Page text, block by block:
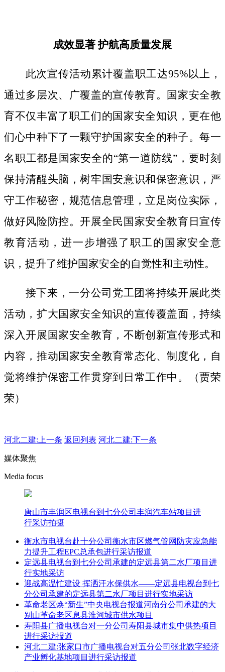
成效显著护航高质量发展
此次宣传活动累计覆盖职工达95%以上，
通过多层次、广覆盖的宣传教育。国家安全教
育不仅丰富了职工们的国家安全知识，更在他
们心中种下了一颗守护国家安全的种子。每一
名职工都是国家安全的“第一道防线”，要时刻
保持清醒头脑，树牢国安意识和保密意识，严
守工作秘密，规范信息管理，立足岗位实际，
做好风险防控。开展全民国家安全教育日宣传
教育活动，进一步增强了职工的国家安全意
识，提升了维护国家安全的自觉性和主动性。
接下来，一分公司党工团将持续开展此类
活动，扩大国家安全知识的宣传覆盖面，持续
深入开展国家安全教育，不断创新宣传形式和
内容，推动国家安全教育常态化、制度化，自
觉将维护保密工作贯穿到日常工作中。（贾荣
荣）
河北二建: 上一条 返回列表 河北二建:下一条
媒体聚焦
Media focus
唐山市丰润区电视台到七分公司丰润汽车站项目进
行采访拍摄
衡水市电视台赴十分公司衡水市区燃气管网防灾应急能
力提升工程EPC总承包进行采访报道
定远县电视台到七分公司承建的定远县第二水厂项目进
行实地采访
迎战高温忙建设 挥洒汗水保供水——定远县电视台到七
分公司承建的定远县第二水厂项目进行实地采访
革命老区焕“新生”中央电视台报道河南分公司承建的大
别山革命老区息县淮河城市供水项目
寿阳县广播电视台对一分公司寿阳县城市集中供热项目
进行采访报道
河北二建:张家口市广播电视台对五分公司张北数字经济
产业孵化基地项目进行采访报道